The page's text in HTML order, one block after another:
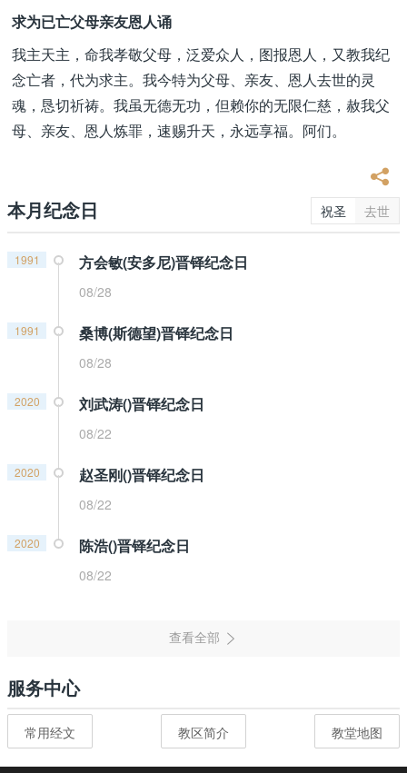
求为已亡父母亲友恩人诵
我主天主，命我孝敬父母，泛爱众人，图报恩人，又教我纪
念亡者，代为求主。我今特为父母、亲友、恩人去世的灵
魂，恳切祈祷。我虽无德无功，但赖你的无限仁慈，赦我父
母、亲友、恩人炼罪，速赐升天，永远享福。阿们。
本月纪念日 祝圣 去世
1991 方会敏(安多尼)晋铎纪念日
08/28
1991 桑博(斯德望)晋铎纪念日
08/28
2020 刘武涛()晋铎纪念日
08/22
2020 赵圣刚()晋铎纪念日
08/22
2020 陈浩()晋铎纪念日
08/22
服务中心
常用经文 教区简介 教堂地图